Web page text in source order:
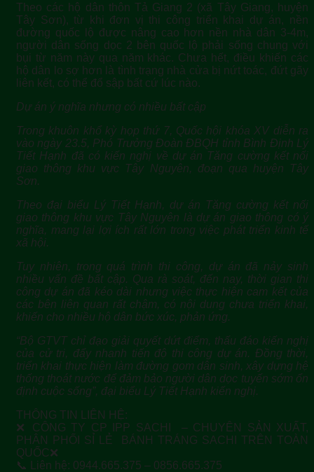
Theo các hộ dân thôn Tả Giang 2 (xã Tây Giang, huyện
Tây Sơn), từ khi đơn vị thi công triển khai dự án, nền
đường quốc lộ được nâng cao hơn nền nhà dân 3-4m,
người dân sống dọc 2 bên quốc lộ phải sống chung với
bụi từ năm này qua năm khác. Chưa hết, điều khiến các
hộ dân lo sợ hơn là tình trạng nhà cửa bị nứt toác, đứt gãy
liên kết, có thể đổ sập bất cứ lúc nào.
Dự án ý nghĩa nhưng có nhiều bất cập
Trong khuôn khổ kỳ họp thứ 7, Quốc hội khóa XV diễn ra
vào ngày 23.5, Phó Trưởng Đoàn ĐBQH tỉnh Bình Định Lý
Tiết Hạnh đã có kiến nghị về dự án Tăng cường kết nối
giao thông khu vực Tây Nguyên, đoạn qua huyện Tây
Sơn.
Theo đại biểu Lý Tiết Hạnh, dự án Tăng cường kết nối
giao thông khu vực Tây Nguyên là dự án giao thông có ý
nghĩa, mang lại lợi ích rất lớn trong việc phát triển kinh tế
xã hội.
Tuy nhiên, trong quá trình thi công, dự án đã nảy sinh
nhiều vấn đề bất cập. Qua rà soát, đến nay, thời gian thi
công dự án đã kéo dài nhưng việc thực hiện cam kết của
các bên liên quan rất chậm, có nội dung chưa triển khai,
khiến cho nhiều hộ dân bức xúc, phản ứng.
“Bộ GTVT chỉ đạo giải quyết dứt điểm, thấu đáo kiến nghị
của cử tri, đẩy nhanh tiến độ thi công dự án. Đồng thời,
triển khai thực hiện làm đường gom dân sinh, xây dựng hệ
thống thoát nước để đảm bảo người dân dọc tuyến sớm ổn
định cuộc sống”, đại biểu Lý Tiết Hạnh kiến nghị.
THÔNG TIN LIÊN HỆ:
❌ CÔNG TY CP IPP SACHI – CHUYÊN SẢN XUẤT,
PHÂN PHỐI SỈ LẺ BÁNH TRÁNG SACHI TRÊN TOÀN
QUỐC❌
📞 Liên hệ: 0944.665.375 – 0856.665.375